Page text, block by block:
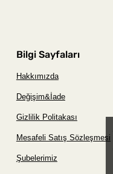
Bilgi Sayfaları
Hakkımızda
Değişim&İade
Gizlilik Politakası
Mesafeli Satış Sözleşmesi
Şubelerimiz